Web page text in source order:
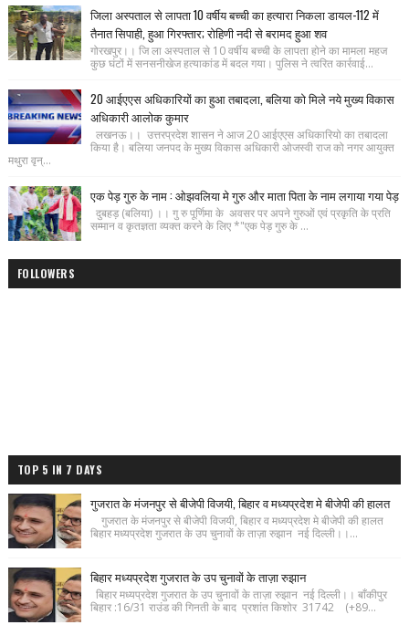
जिला अस्पताल से लापता 10 वर्षीय बच्ची का हत्यारा निकला डायल-112 में
तैनात सिपाही, हुआ गिरफ्तार; रोहिणी नदी से बरामद हुआ शव
गोरखपुर।। जि ला अस्पताल से 10 वर्षीय बच्ची के लापता होने का मामला महज
कुछ घंटों में सनसनीखेज हत्याकांड में बदल गया। पुलिस ने त्वरित कार्रवाई...
20 आईएएस अधिकारियों का हुआ तबादला, बलिया को मिले नये मुख्य विकास
अधिकारी आलोक कुमार
लखनऊ।। उत्तरप्रदेश शासन ने आज 20 आईएएस अधिकारियो का तबादला
किया है। बलिया जनपद के मुख्य विकास अधिकारी ओजस्वी राज को नगर आयुक्त
मथुरा वृन्...
एक पेड़ गुरु के नाम : ओझवलिया मे गुरु और माता पिता के नाम लगाया गया पेड़
दुबहड़ (बलिया) ।। गु रु पूर्णिमा के अवसर पर अपने गुरुओं एवं प्रकृति के प्रति
सम्मान व कृतज्ञता व्यक्त करने के लिए *"एक पेड़ गुरु के ...
FOLLOWERS
TOP 5 IN 7 DAYS
गुजरात के मंजनपुर से बीजेपी विजयी, बिहार व मध्यप्रदेश मे बीजेपी की हालत
गुजरात के मंजनपुर से बीजेपी विजयी, बिहार व मध्यप्रदेश मे बीजेपी की हालत
बिहार मध्यप्रदेश गुजरात के उप चुनावों के ताज़ा रुझान नई दिल्ली।।...
बिहार मध्यप्रदेश गुजरात के उप चुनावों के ताज़ा रुझान
बिहार मध्यप्रदेश गुजरात के उप चुनावों के ताज़ा रुझान नई दिल्ली।। बाँकीपुर
बिहार :16/31 राउंड की गिनती के बाद प्रशांत किशोर 31742 (+89...